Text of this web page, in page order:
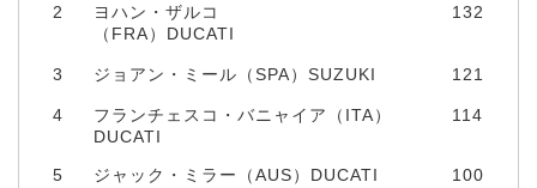
2
ヨハン・ザルコ
（FRA）DUCATI
132
3 ジョアン・ミール（SPA）SUZUKI 121
4
フランチェスコ・バニャイア（ITA）
DUCATI
114
5 ジャック・ミラー（AUS）DUCATI 100